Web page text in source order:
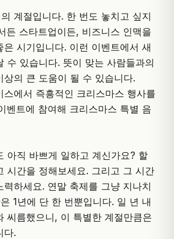
계절입니다. 한 번도 놓치고 싶지
든 스타트업이든, 비즈니스 인맥을
은 시기입니다. 이런 이벤트에서 새
수 있습니다. 뜻이 맞는 사람들과의
상의 큰 도움이 될 수 있습니다.
스에서 즉흥적인 크리스마스 행사를
벤트에 참여해 크리스마스 특별 음
아직 바쁘게 일하고 계신가요? 할
시간을 정해보세요. 그리고 그 시간
력하세요. 연말 축제를 그냥 지나치
1년에 단 한 번뿐입니다. 일 년 내
씨름했으니, 이 특별한 계절만큼은
다.